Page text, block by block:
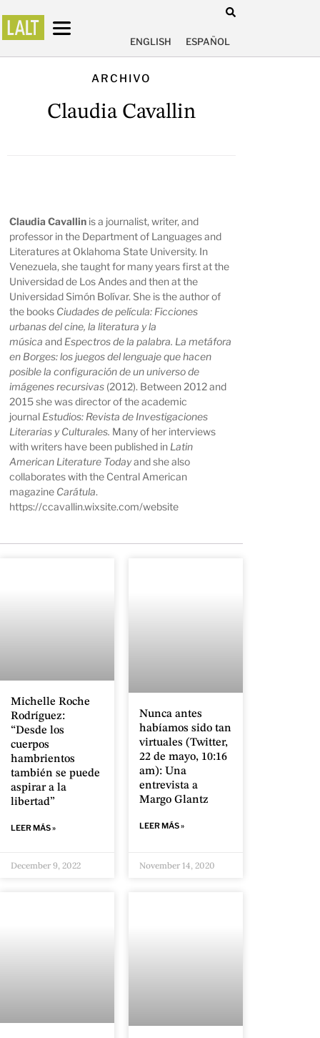
ENGLISH ESPAÑOL
ARCHIVO
Claudia Cavallin
Claudia Cavallin is a journalist, writer, and
professor in the Department of Languages and
Literatures at Oklahoma State University. In
Venezuela, she taught for many years first at the
Universidad de Los Andes and then at the
Universidad Simón Bolívar. She is the author of
the books Ciudades de película: Ficciones
urbanas del cine, la literatura y la
música and Espectros de la palabra. La metáfora
en Borges: los juegos del lenguaje que hacen
posible la configuración de un universo de
imágenes recursivas (2012). Between 2012 and
2015 she was director of the academic
journal Estudios: Revista de Investigaciones
Literarias y Culturales. Many of her interviews
with writers have been published in Latin
American Literature Todayand she also
collaborates with the Central American
magazine Carátula.
https://ccavallin.wixsite.com/website
Michelle Roche
Rodríguez:
“Desde los
cuerpos
hambrientos
también se puede
aspirar a la
libertad”
LEER MÁS »
December 9, 2022
Nunca antes
habíamos sido tan
virtuales (Twitter,
22 de mayo, 10:16
am): Una
entrevista a
Margo Glantz
LEER MÁS »
November 14, 2020